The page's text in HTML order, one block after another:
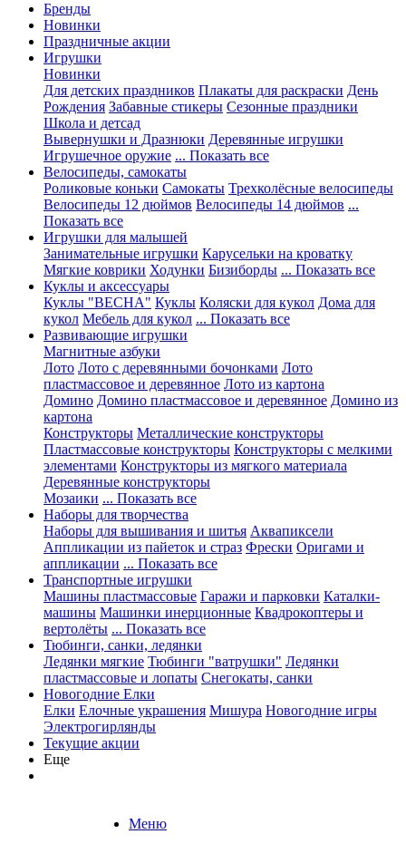
Бренды
Новинки
Праздничные акции
Игрушки
Новинки
Для детских праздников Плакаты для раскраски День
Рождения Забавные стикеры Сезонные праздники
Школа и детсад
Вывернушки и Дразнюки Деревянные игрушки
Игрушечное оружие ... Показать все
Велосипеды, самокаты
Роликовые коньки Самокаты Трехколёсные велосипеды
Велосипеды 12 дюймов Велосипеды 14 дюймов ...
Показать все
Игрушки для малышей
Занимательные игрушки Карусельки на кроватку
Мягкие коврики Ходунки Бизиборды ... Показать все
Куклы и аксессуары
Куклы "ВЕСНА" Куклы Коляски для кукол Дома для
кукол Мебель для кукол ... Показать все
Развивающие игрушки
Магнитные азбуки
Лото Лото с деревянными бочонками Лото
пластмассовое и деревянное Лото из картона
Домино Домино пластмассовое и деревянное Домино из
картона
Конструкторы Металлические конструкторы
Пластмассовые конструкторы Конструкторы с мелкими
элементами Конструкторы из мягкого материала
Деревянные конструкторы
Мозаики ... Показать все
Наборы для творчества
Наборы для вышивания и шитья Аквапиксели
Аппликации из пайеток и страз Фрески Оригами и
аппликации ... Показать все
Транспортные игрушки
Машины пластмассовые Гаражи и парковки Каталки-
машины Машинки инерционные Квадрокоптеры и
вертолёты ... Показать все
Тюбинги, санки, ледянки
Ледянки мягкие Тюбинги "ватрушки" Ледянки
пластмассовые и лопаты Снегокаты, санки
Новогодние Елки
Елки Елочные украшения Мишура Новогодние игры
Электрогирлянды
Текущие акции
Еще
Меню